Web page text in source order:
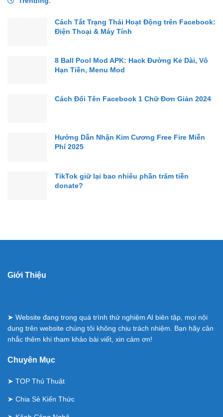
Cách Tắt Trạng Thái Hoạt Động trên Facebook:
Điện Thoại & Máy Tính
8 Ball Pool Mod APK: Hack Đường Kẻ Dài, Vô
Hạn Tiền, Menu Mod
Cách Đổi Tên Facebook 1 Chữ Đơn Giản 2024
Hướng Dẫn Nhận Kim Cương Free Fire Miễn
Phí 2025
TikTok giữ lại bao nhiêu phần trăm tiền
donate?
Giới Thiệu
➤ Website đang trong quá trình thử nghiệm AI biên tập, mọi nội
dung trên website chúng tôi không chịu trách nhiệm. Bạn hãy cân
nhắc thêm khi tham khảo bài viết, xin cảm ơn!
Chuyên Mục
➤ TOP Thủ Thuật
➤ Chia Sẻ Kiến Thức